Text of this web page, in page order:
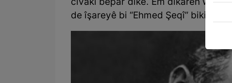
civakî bêpar dike. Em dikarên wek
de îşareyê bi “Ehmed Şeqî” bikin.